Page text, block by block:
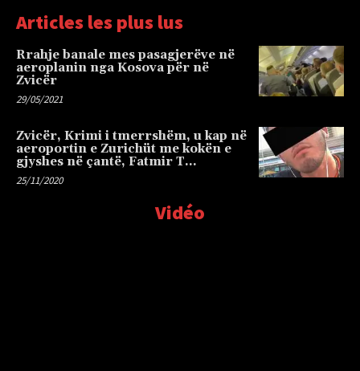
Articles les plus lus
Rrahje banale mes pasagjerëve në
aeroplanin nga Kosova për në
Zvicër
29/05/2021
Zvicër, Krimi i tmerrshëm, u kap në
aeroportin e Zurichüt me kokën e
gjyshes në çantë, Fatmir T…
25/11/2020
Vidéo